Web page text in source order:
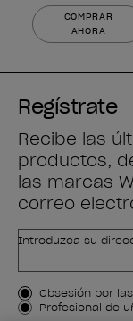
COMPRAR
AHORA
Regístrate
Recibe las
productos,
las marcas
correo
Introduzca su
Tipo de cliente
Obsesión por
Profesional de